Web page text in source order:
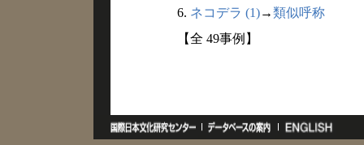
6. ネコデラ (1)→類似呼称
【全 49事例】